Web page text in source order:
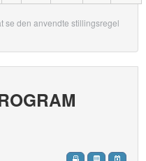
se den anvendte stillingsregel